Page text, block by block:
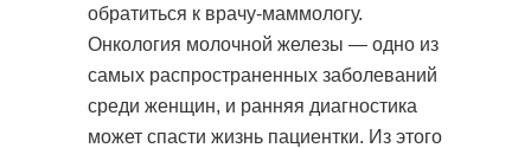
Пункция опухолей мягких тканей,
лимфоузлов
Стоимость:3600 руб.
обратиться к врачу-маммологу.
Онкология молочной железы — одно из
самых распространенных заболеваний
среди женщин, и ранняя диагностика
может спасти жизнь пациентки. Из этого